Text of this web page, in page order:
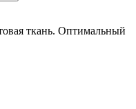
ткань. Оптимальный